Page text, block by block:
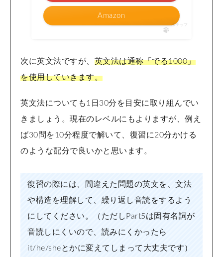
Amazon
ポチップ
次に英文法ですが、 英文法は通称「でる1000」
を使用していきます。
英文法についても1日30分を目安に取り組んでい
きましょう。現在のレベルにもよりますが、例え
ば30問を10分程度で解いて、復習に20分かける
のような配分で良いかと思います。
復習の際には、間違えた問題の英文を、文法
や構造を理解して、繰り返し音読をするよう
にしてください。（ただしPart5は固有名詞が
音読しにくいので、読みにくかったら
it/he/sheとかに変えてしまって大丈夫です）